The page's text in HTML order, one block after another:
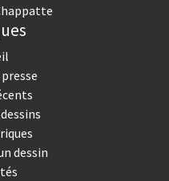
dessin